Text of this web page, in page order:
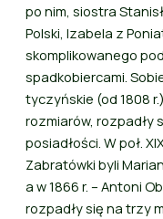
po nim, siostra
Polski, Izabela z
skomplikowanego
spadkobiercami.
tyczyńskie (od 1808
rozmiarów, rozpadły
posiadłości. W poł.
Zabratówki byli
a w 1866 r. – Antoni
rozpadły się na trzy